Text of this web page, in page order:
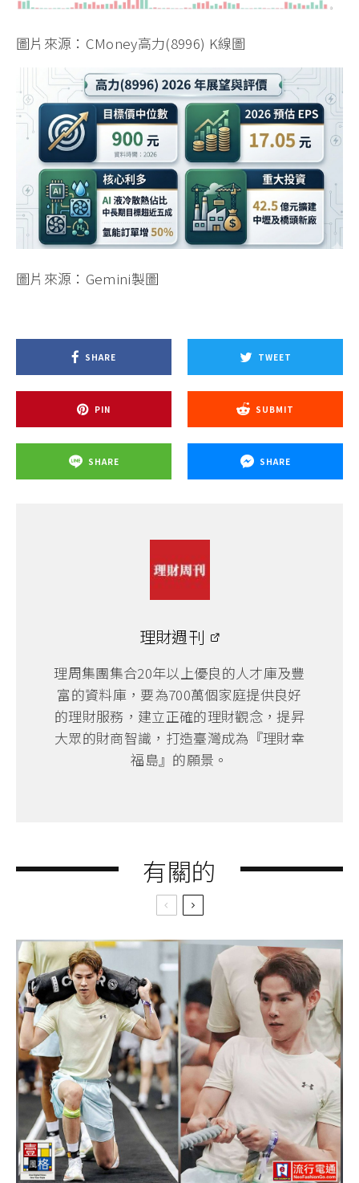
圖片來源：CMoney高力(8996) K線圖
圖片來源：Gemini製圖
SHARE TWEET
PIN SUBMIT
SHARE SHARE
理財週刊
理周集團集合20年以上優良的人才庫及豐
富的資料庫，要為700萬個家庭提供良好
的理財服務，建立正確的理財觀念，提昇
大眾的財商智識，打造臺灣成為『理財幸
福島』的願景。
有關的